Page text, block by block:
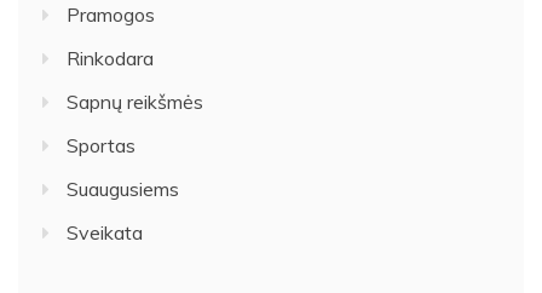
Pramogos
Rinkodara
Sapnų reikšmės
Sportas
Suaugusiems
Sveikata